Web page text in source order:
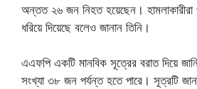
অন্তত ২৬ জন নিহত হয়েছেন।
ধরিয়ে দিয়েছে বলেও জানান তিনি।
এএফপি একটি মানবিক সূত্রের বরাত দিয়ে
সংখ্যা ৩৮ জন পর্যন্ত হতে পারে। সূত্রটি